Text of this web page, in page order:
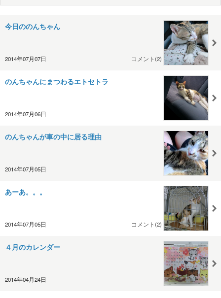
今日ののんちゃん
2014年07月07日 コメント(2)
のんちゃんにまつわるエトセトラ
2014年07月06日
のんちゃんが車の中に居る理由
2014年07月05日
あーあ。。。
2014年07月05日 コメント(2)
４月のカレンダー
2014年04月24日